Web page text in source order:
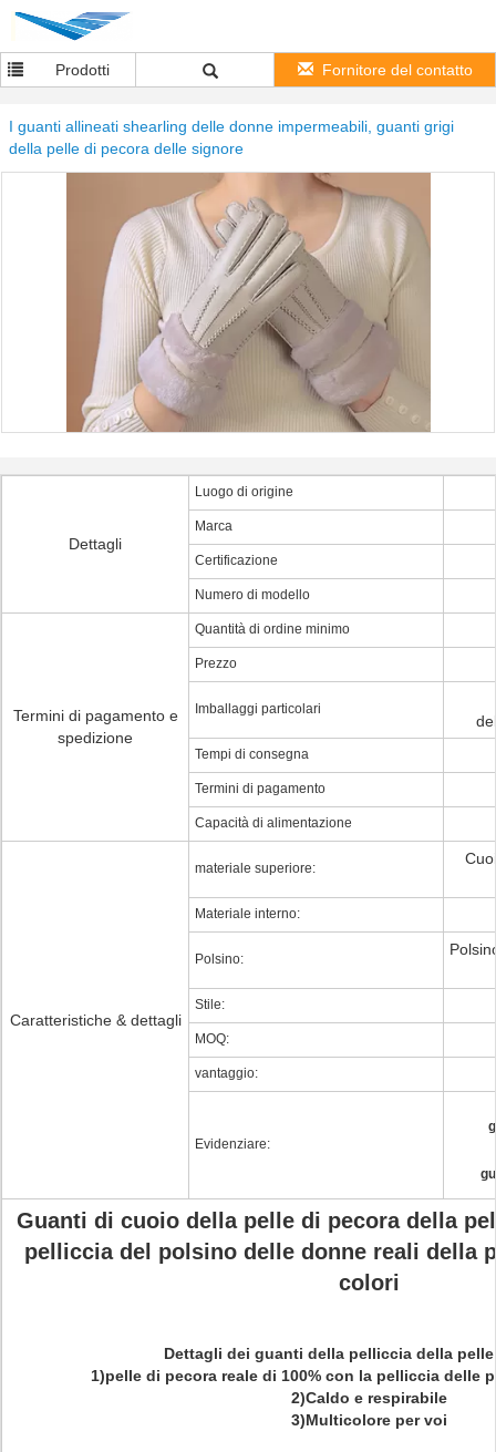
Prodotti Fornitore del contatto
I guanti allineati shearling delle donne impermeabili, guanti grigi
della pelle di pecora delle signore
Dettagli
Luogo di origine
Marca
Certificazione
Numero di modello
Termini di pagamento e
spedizione
Quantità di ordine minimo
Prezzo
Imballaggi particolari
Tempi di consegna
Termini di pagamento
Capacità di alimentazione
Caratteristiche & dettagli
materiale superiore:
Materiale interno:
Polsino:
Stile:
MOQ:
vantaggio:
Evidenziare:
Guanti di cuoio della pelle di pecora della
pelliccia del polsino delle donne reali della
colori
Dettagli dei guanti della pelliccia della
1)pelle di pecora reale di 100% con la pelliccia delle
2)Caldo e respirabile
3)Multicolore per voi